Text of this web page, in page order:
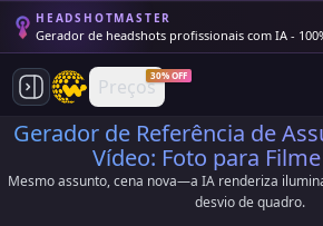
HEADSHOTMASTER
Gerador de headshots profissionais com IA -
Preços30% OFF
Gerador de Referência de
Vídeo: Foto para
Mesmo assunto, cena nova—a IA renderiza
desvio de quadro.